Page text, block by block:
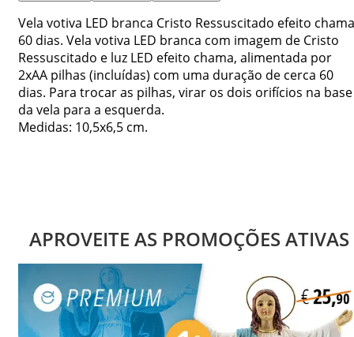
Vela votiva LED branca Cristo Ressuscitado efeito chama
60 dias. Vela votiva LED branca com imagem de Cristo
Ressuscitado e luz LED efeito chama, alimentada por
2xAA pilhas (incluídas) com uma duração de cerca 60
dias. Para trocar as pilhas, virar os dois orifícios na base
da vela para a esquerda.
Medidas: 10,5x6,5 cm.
APROVEITE AS PROMOÇÕES ATIVAS